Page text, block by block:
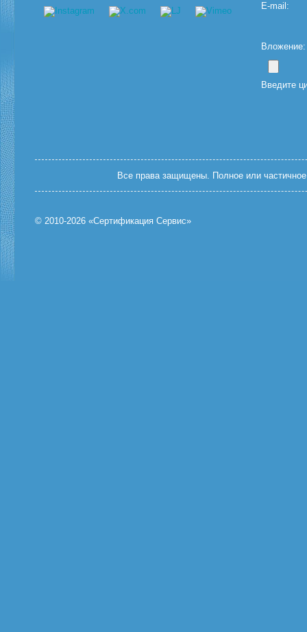
E-mail:
Введите
Все права защищены. Полное или частичное
© 2010-2026 «Сертификация Сервис»